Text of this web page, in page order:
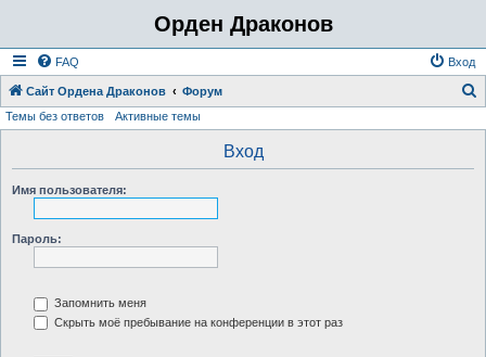
Орден Драконов
FAQ Вход
Сайт Ордена Драконов Форум
Темы без ответов Активные темы
Вход
Имя пользователя:
Пароль:
Запомнить меня
Скрыть моё пребывание на конференции в этот раз